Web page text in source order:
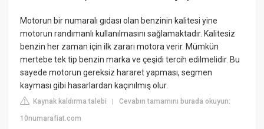
Motorun bir numaralı gıdası olan benzinin kalitesi yine
motorun randımanlı kullanılmasını sağlamaktadır. Kalitesiz
benzin her zaman için ilk zararı motora verir. Mümkün
mertebe tek tip benzin marka ve çeşidi tercih edilmelidir. Bu
sayede motorun gereksiz hararet yapması, segmen
kayması gibi hasarlardan kaçınılmış olur.
Kaynak kaldırma talebi |Cevabın tamamını burada okuyun:
10numarafiat.com